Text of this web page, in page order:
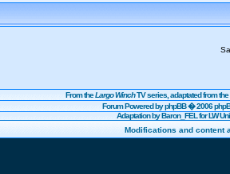
From theLargo WinchTV series, adaptated from
Forum Powered byphpBB� 2006
Adaptation by Baron_FEL for LW
Modifications and content